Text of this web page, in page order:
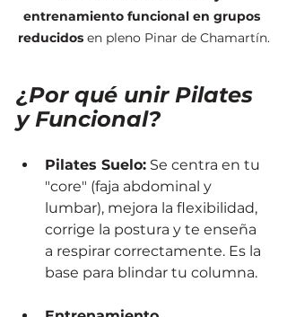
entrenamiento funcional en grupos
reducidos en pleno Pinar de Chamartín.
¿Por qué unir Pilates
y Funcional?
Pilates Suelo: Se centra en tu
"core" (faja abdominal y
lumbar), mejora la flexibilidad,
corrige la postura y te enseña
a respirar correctamente. Es la
base para blindar tu columna.